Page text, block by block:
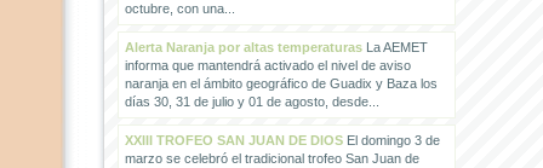
octubre, con una...
Alerta Naranja por altas temperaturasLa AEMET
informa que mantendrá activado el nivel de aviso
naranja en el ámbito geográfico de Guadix y Baza los
días 30, 31 de julio y 01 de agosto, desde...
XXIII TROFEO SAN JUAN DE DIOSEl domingo 3 de
marzo se celebró el tradicional trofeo San Juan de